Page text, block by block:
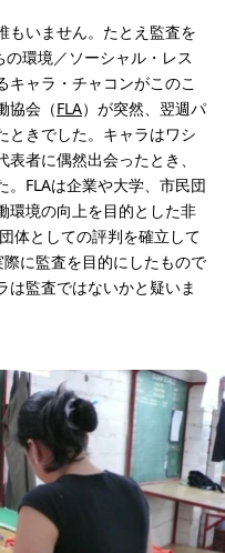
もいません。たとえ監査を
環境／ソーシャル・レス
キャラ・チャコンがこのこ
協会（FLA）が突然、翌週パ
ときでした。キャラはワシ
者に偶然出会ったとき、
。FLAは企業や大学、市民団
環境の向上を目的とした非
体としての評判を確立して
に監査を目的にしたもので
は監査ではないかと疑いま